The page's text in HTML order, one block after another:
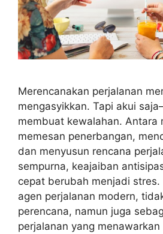
Merencanakan perjalanan
mengasyikkan. Tapi akui
membuat kewalahan. Antara
memesan penerbangan,
dan menyusun rencana
sempurna, keajaiban
cepat berubah menjadi stres.
agen perjalanan modern,
perencana, namun juga
perjalanan yang menawarkan